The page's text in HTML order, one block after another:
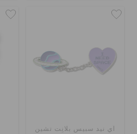
آي نيد سبيس بلانِت تشين